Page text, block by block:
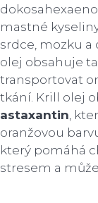
mastné
srdce, mozku a
olej obsahuje
transportovat
tkání. Krill olej
astaxantin,
oranžovou
který pomáhá
stresem a